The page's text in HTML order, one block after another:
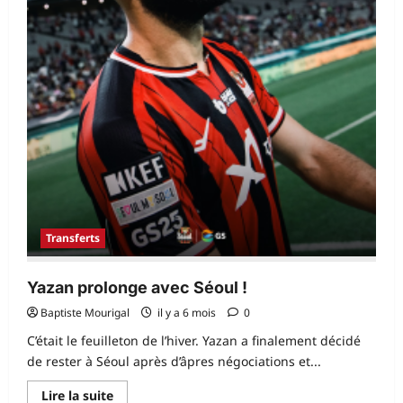
Transferts
Yazan prolonge avec Séoul !
Baptiste Mourigal il y a 6 mois 0
C’était le feuilleton de l’hiver. Yazan a finalement décidé
de rester à Séoul après d’âpres négociations et...
Lire la suiteEn